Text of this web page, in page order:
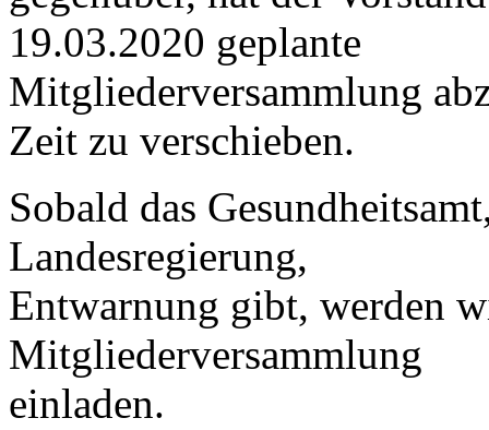
19.03.2020 geplante
Mitgliederversammlung
Zeit zu verschieben.
Sobald das
Landesregierung,
Entwarnung gibt, werden
Mitgliederversammlung
einladen.